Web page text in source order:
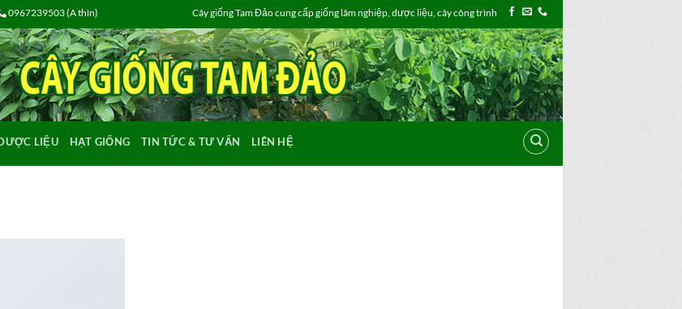
0967239503 (A thìn) Cây giống Tam Đảo cung cấp giống lâm nghiệp, dược liệu, cây công trình
LIỆU HẠT GIỐNG TIN TỨC & TƯ VẤN LIÊN HỆ